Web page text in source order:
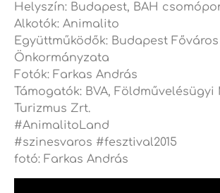
Helyszín: Budapest, BAH
Alkotók: Animalito
Együttműködők: Budapest Főváros
Önkormányzata
Fotók: Farkas András
Támogatók: BVA,
Turizmus Zrt.
#AnimalitoLand
#szinesvaros #fesztival2015
fotó: Farkas András